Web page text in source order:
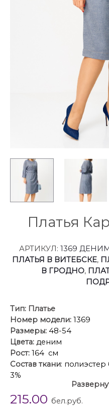
Платья
АРТИКУЛ: 1369
ПЛАТЬЯ В ВИТЕБСКЕ,
В ГРОДНО,
Тип: Платье
Номер модели: 1369
Размеры: 48-54
Цвета: деним
Рост: 164 см
Состав ткани: полиэстер
3%
Платье
ткани с джинсовой
215.00 бел.руб.